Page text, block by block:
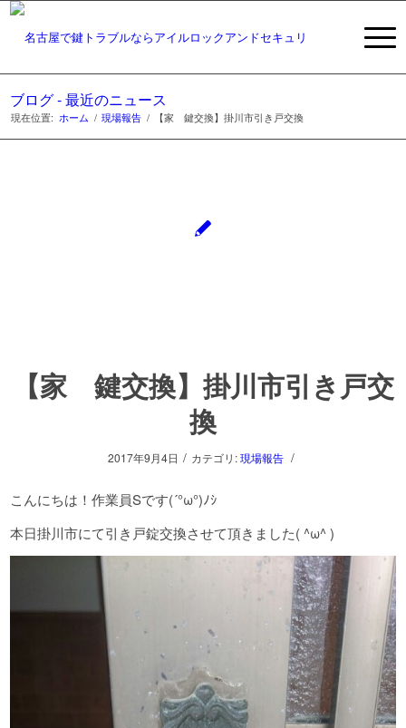
ブログ - 最近のニュース
現在位置: ホーム / 現場報告 / 【家 鍵交換】掛川市引き戸交換
【家 鍵交換】掛川市引き戸交
換
2017年9月4日 / カテゴリ:現場報告 /
こんにちは！作業員Sです(´°ω°)ﾉｼ
本日掛川市にて引き戸錠交換させて頂きました( ^ω^ )